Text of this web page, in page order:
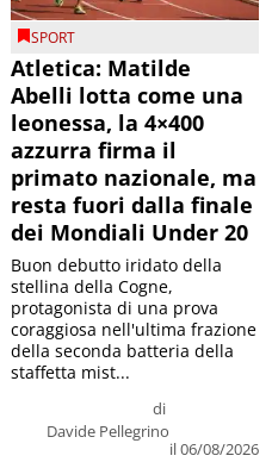
SPORT
Atletica: Matilde
Abelli lotta come una
leonessa, la 4×400
azzurra firma il
primato nazionale, ma
resta fuori dalla finale
dei Mondiali Under 20
di
Davide Pellegrino
il 06/08/2026
Buon debutto iridato della
stellina della Cogne,
protagonista di una prova
coraggiosa nell'ultima frazione
della seconda batteria della
staffetta mist...